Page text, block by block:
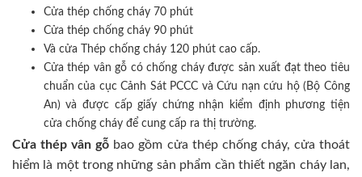
Cửa thép chống cháy 70 phút
Cửa thép chống cháy 90 phút
Và cửa Thép chống cháy 120 phút cao cấp.
Cửa thép vân gỗ có chống cháy được sản xuất đạt theo tiêu
chuẩn của cục Cảnh Sát PCCC và Cứu nạn cứu hộ (Bộ Công
An) và được cấp giấy chứng nhận kiểm định phương tiện
cửa chống cháy để cung cấp ra thị trường.
Cửa thép vân gỗ bao gồm cửa thép chống cháy, cửa thoát
hiểm là một trong những sản phẩm cần thiết ngăn cháy lan,